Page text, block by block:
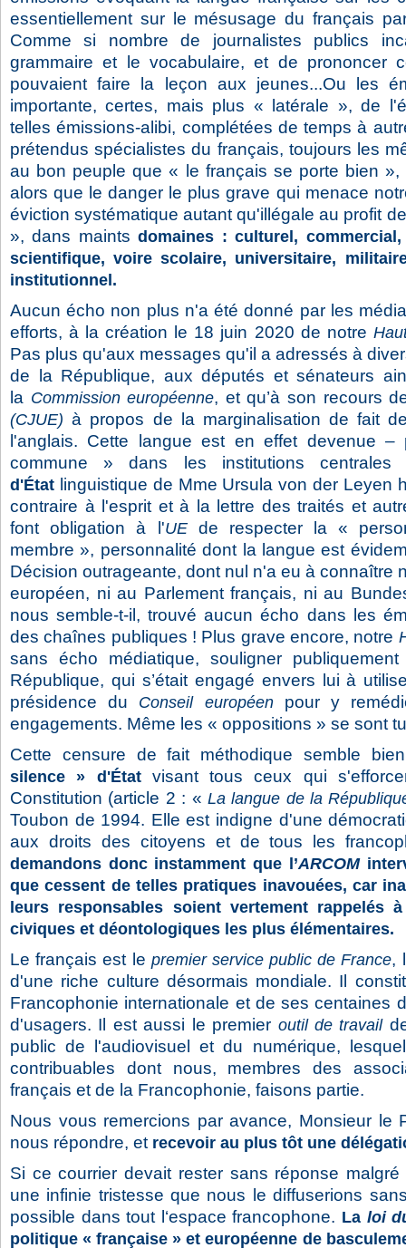
essentiellement sur le mésusage du français
Comme si nombre de journalistes publics
grammaire et le vocabulaire, et de prononcer
pouvaient faire la leçon aux jeunes...Ou les
importante, certes, mais plus « latérale », de
telles émissions-alibi, complétées de temps à
prétendus spécialistes du français, toujours les
au bon peuple que « le français se porte bien
alors que le danger le plus grave qui menace
éviction systématique autant qu'illégale au profit
», dans maints domaines : culturel,
scientifique, voire scolaire, universitaire,
institutionnel.
Aucun écho non plus n'a été donné par les
efforts, à la création le 18 juin 2020 de notre
Pas plus qu'aux messages qu'il a adressés à
de la République, aux députés et sénateurs
la Commission européenne, et qu’à son recours
(CJUE) à propos de la marginalisation de fait
l'anglais. Cette langue est en effet devenue
commune » dans les institutions
d'État linguistique de Mme Ursula von der Leyen
contraire à l'esprit et à la lettre des traités et
font obligation à l'UE de respecter la «
membre », personnalité dont la langue est
Décision outrageante, dont nul n'a eu à connaître
européen, ni au Parlement français, ni au
nous semble-t-il, trouvé aucun écho dans les
des chaînes publiques ! Plus grave encore, notre
sans écho médiatique, souligner
République, qui s’était engagé envers lui à
présidence du Conseil européen pour y
engagements. Même les « oppositions » se sont
Cette censure de fait méthodique semble
silence » d'État visant tous ceux qui
Constitution (article 2 : « La langue de la
Toubon de 1994. Elle est indigne d'une
aux droits des citoyens et de tous les
demandons donc instamment que l’ARCOM
que cessent de telles pratiques inavouées, car
leurs responsables soient vertement rappelés
civiques et déontologiques les plus élémentaires.
Le français est le premier service public de France,
d'une riche culture désormais mondiale. Il
Francophonie internationale et de ses centaines
d'usagers. Il est aussi le premier outil de travail
public de l'audiovisuel et du numérique,
contribuables dont nous, membres des
français et de la Francophonie, faisons partie.
Nous vous remercions par avance, Monsieur le
nous répondre, et recevoir au plus tôt une
Si ce courrier devait rester sans réponse malgré
une infinie tristesse que nous le diffuserions
possible dans tout l‘espace francophone. La loi
politique « française » et européenne de